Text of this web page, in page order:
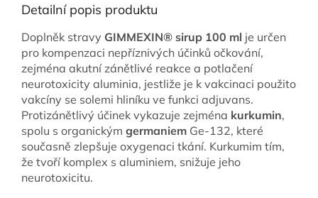
Detailní popis produktu
Doplněk stravy GIMMEXIN® sirup 100 ml je určen
pro kompenzaci nepříznivých účinků očkování,
zejména akutní zánětlivé reakce a potlačení
neurotoxicity aluminia, jestliže je k vakcinaci použito
vakcíny se solemi hliníku ve funkci adjuvans.
Protizánětlivý účinek vykazuje zejména kurkumin,
spolu s organickým germaniem Ge-132, které
současně zlepšuje oxygenaci tkání. Kurkumim tím,
že tvoří komplex s aluminiem, snižuje jeho
neurotoxicitu.